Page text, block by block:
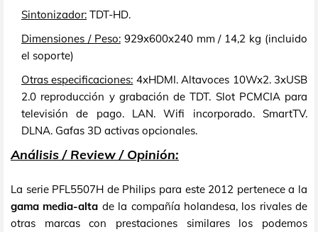
Sintonizador: TDT-HD.
Dimensiones / Peso:929x600x240 mm / 14,2 kg (incluido
el soporte)
Otras especificaciones: 4xHDMI. Altavoces 10Wx2. 3xUSB
2.0 reproducción y grabación de TDT. Slot PCMCIA para
televisión de pago. LAN. Wifi incorporado. SmartTV.
DLNA. Gafas 3D activas opcionales.
Análisis / Review / Opinión:
La serie PFL5507H de Philips para este 2012 pertenece a la
gama media-alta de la compañía holandesa, los rivales de
otras marcas con prestaciones similares los podemos